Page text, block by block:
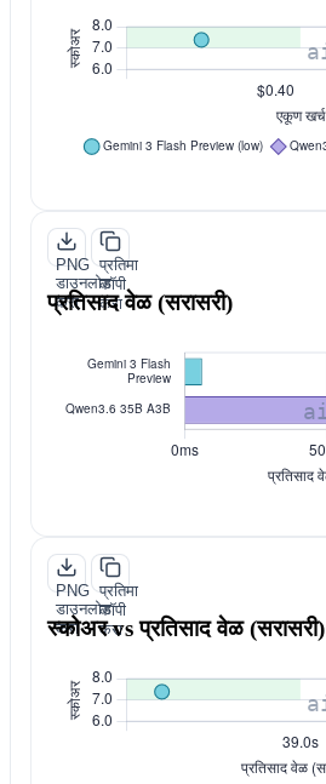
PNG
डाउनलोड
करा
प्रतिमा
कॉपी
करा
प्रतिसाद वेळ (सरासरी)
PNG
डाउनलोड
करा
प्रतिमा
कॉपी
करा
स्कोअर vs प्रतिसाद वेळ (सरासरी)